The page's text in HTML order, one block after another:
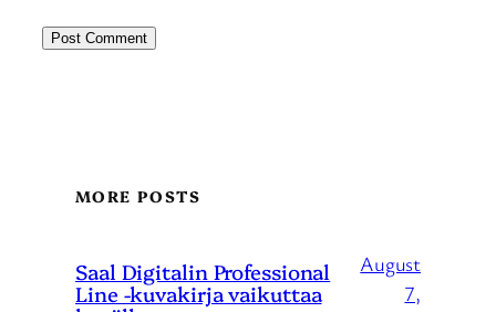
MORE POSTS
Saal Digitalin Professional
Line -kuvakirja vaikuttaa
August
7,